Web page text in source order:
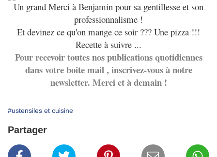
Un grand Merci à Benjamin pour sa gentillesse et son
professionnalisme !
Et devinez ce qu'on mange ce soir ??? Une pizza !!!
Recette à suivre ...
Pour recevoir toutes nos publications quotidiennes
dans votre boite mail , inscrivez-vous à notre
newsletter. Merci et à demain !
#ustensiles et cuisine
Partager